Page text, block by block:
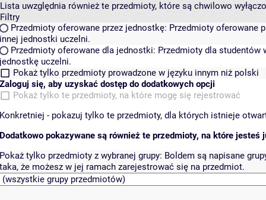
Lista uwzględnia również te przedmioty, które są chwilowo
Filtry
Przedmioty oferowane przez jednostkę: Przedmioty oferowane
innej jednostki uczelni.
Przedmioty oferowane dla jednostki: Przedmioty dla studentów
jednostkę uczelni.
Pokaż tylko przedmioty prowadzone w języku innym niż polski
Zaloguj się, aby uzyskać dostęp do dodatkowych opcji
Pokaż tylko te przedmioty, na które mogę się rejestrować
Konkretniej - pokazuj tylko te przedmioty, dla których istnieje
Dodatkowo pokazywane są również te przedmioty, na które jesteś
Pokaż tylko przedmioty z wybranej grupy: Boldem są napisane
taka, że możesz w jej ramach zarejestrować się na przedmiot.